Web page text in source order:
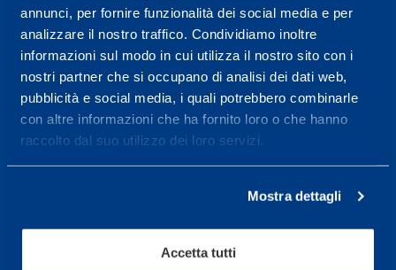
annunci, per fornire funzionalità dei social media e per
analizzare il nostro traffico. Condividiamo inoltre
informazioni sul modo in cui utilizza il nostro sito con i
nostri partner che si occupano di analisi dei dati web,
pubblicità e social media, i quali potrebbero combinarle
con altre informazioni che ha fornito loro o che hanno
raccolto dal suo utilizzo dei loro servizi.
Mostra dettagli
Accetta tutti
Centro servizi per l'alta
prestazione ed il
wellness.
Maggiori informazioni